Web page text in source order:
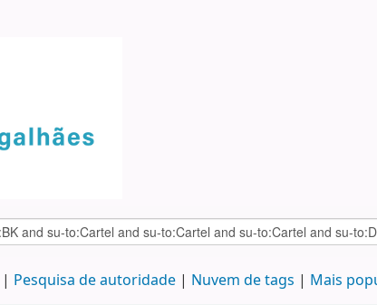
Pesquisa de autoridade Nuvem de tags Mais